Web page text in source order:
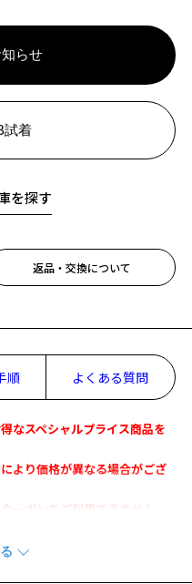
らせ
試着
を探す
返品・交換について
順 よくある質問
なスペシャルプライス商品を
より価格が異なる場合がござ
ーポンをご利用できません。
を演出